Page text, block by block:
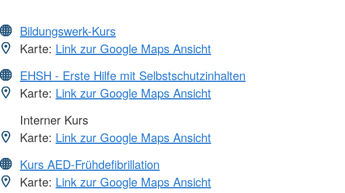
Bildungswerk-Kurs
Karte: Link zur Google Maps Ansicht
EHSH - Erste Hilfe mit Selbstschutzinhalten
Karte: Link zur Google Maps Ansicht
Interner Kurs
Karte: Link zur Google Maps Ansicht
Kurs AED-Frühdefibrillation
Karte: Link zur Google Maps Ansicht